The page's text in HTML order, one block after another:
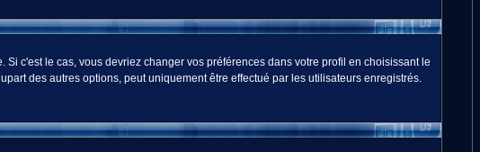
c'est le cas, vous devriez changer vos préférences dans votre profil en choisissant le
des autres options, peut uniquement être effectué par les utilisateurs enregistrés.